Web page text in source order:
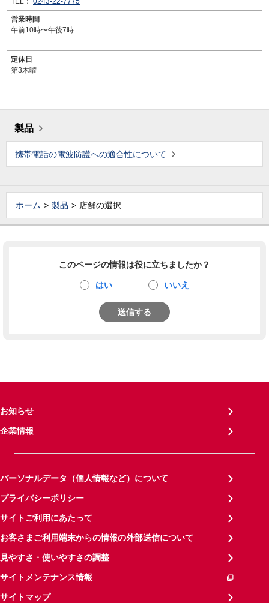
営業時間
午前10時〜午後7時
定休日
第3木曜
製品
携帯電話の電波防護への適合性について
ホーム 製品 店舗の選択
このページの情報は役に立ちましたか？
はい いいえ
送信する
お知らせ
企業情報
パーソナルデータ（個人情報など）について
プライバシーポリシー
サイトご利用にあたって
お客さまご利用端末からの情報の外部送信について
見やすさ・使いやすさの調整
サイトメンテナンス情報
サイトマップ